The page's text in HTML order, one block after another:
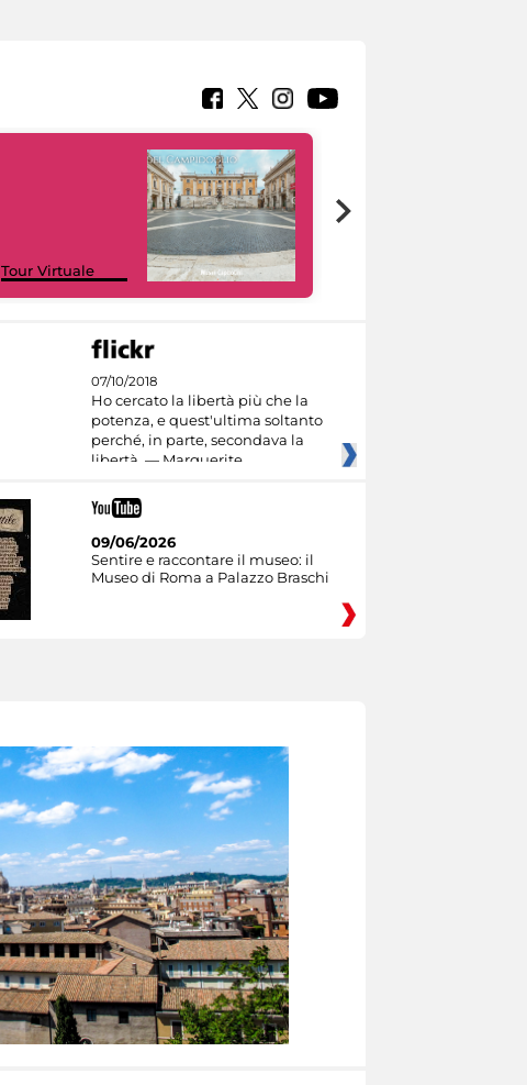
Tour Virtuale
07/10/2018
Ho cercato la libertà più che la
potenza, e quest'ultima soltanto
perché, in parte, secondava la
libertà. — Marguerite
09/06/2026
Sentire e raccontare il museo: il
Museo di Roma a Palazzo Braschi